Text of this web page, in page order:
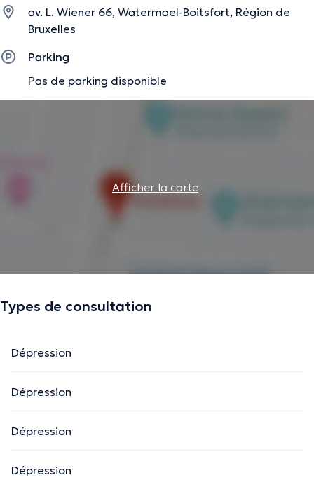
av. L. Wiener 66, Watermael-Boitsfort, Région de
Bruxelles
Parking
Pas de parking disponible
Afficher la carte
Types de consultation
Dépression
Dépression
Dépression
Dépression